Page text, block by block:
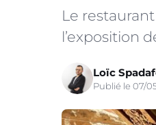
Le
l’exposition
Loïc
Publié le 07/